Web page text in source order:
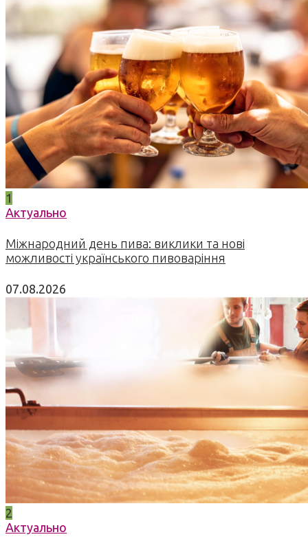
1
Актуально
Міжнародний день пива: виклики та нові
можливості українського пивоваріння
07.08.2026
2
Актуально